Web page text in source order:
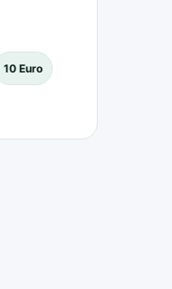
10 Euro